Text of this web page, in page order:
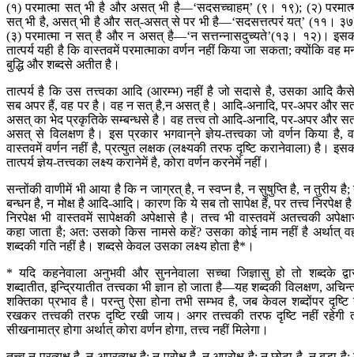
(१) परमात्मा सत् भी है और असत् भी है—‘सदसच्चाहम्’ (९। १९); (२)
सत् भी है, असत् भी है और सत्-असत् से पर भी है—‘सदसत्तत्परं यत्’ (११।
(३) परमात्मा न सत् है और न असत् है—‘न सत्तन्नासदुच्यते’(१३। १२)।
तात्पर्य यही है कि वास्तवमें परमात्माका वर्णन नहीं किया जा सकता; क्योंकि वह
बुद्धि और शब्दसे अतीत है।
तात्पर्य है कि उस तत्त्वका आदि (आरम्भ) नहीं है जो सदासे है, उसका आदि
सब अपर हैं, वह पर है। वह न सत् है,न असत् है। आदि-अनादि, पर-अपर और
असत् का भेद प्रकृतिके सम्बन्धसे है। वह तत्त्व तो आदि-अनादि, पर-अपर और
असत् से विलक्षण है। इस प्रकार भगवान‍्ने ज्ञेय-तत्त्वका जो वर्णन किया है,
वास्तवमें वर्णन नहीं है, प्रत्युत लक्षक (लक्ष्यकी तरफ दृष्टि करानेवाला) है।
तात्पर्य ज्ञेय-तत्त्वका लक्ष्य करानेमें है, कोरा वर्णन करनेमें नहीं।
सन्तोंकी वाणीमें भी आया है कि न जाग्रत् है, न स्वप्न है, न सुषुप्ति है, न तुरीय है;
बन्धन है, न मोक्ष है आदि-आदि। कारण कि ये सब तो सापेक्ष हैं, पर तत्त्व निरपेक्ष
निरपेक्ष भी वास्तवमें सापेक्षकी अपेक्षासे है। तत्त्व भी वास्तवमें अतत्त्वकी
कहा जाता है; अत: उसको किस नामसे कहें? उसका कोई नाम नहीं है अर्थात्
शब्दकी गति नहीं है। शब्दसे केवल उसका लक्ष्य होता है*।
* यदि कहनेवाला अनुभवी और सुननेवाला सच्चा जिज्ञासु हो तो शब्दके
शब्दातीत, इन्द्रियातीत तत्त्वका भी ज्ञान हो जाता है—यह शब्दकी विलक्षण,
शक्तिका प्रभाव है। परन्तु ऐसा होना तभी सम्भव है, जब केवल शब्दोंपर दृष्टि
रखकर तत्त्वकी तरफ दृष्टि रखी जाय। अगर तत्त्वकी तरफ दृष्टि नहीं रहेगी
सीखनामात्र होगा अर्थात् कोरा वर्णन होगा, तत्त्व नहीं मिलेगा।